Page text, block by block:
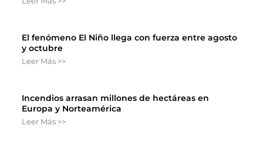
El fenómeno El Niño llega con fuerza entre agosto
y octubre
Leer Más >>
Incendios arrasan millones de hectáreas en
Europa y Norteamérica
Leer Más >>